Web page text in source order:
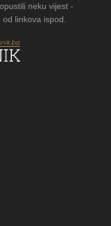
neku vijest -
linkova ispod.